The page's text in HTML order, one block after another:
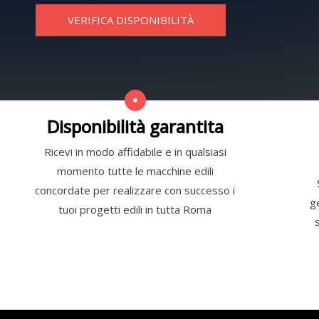
VERIFICA DISPONIBILITÀ
Disponibilità garantita
Ricevi in modo affidabile e in qualsiasi
momento tutte le macchine edili
concordate per realizzare con successo i
tuoi progetti edili in tutta Roma